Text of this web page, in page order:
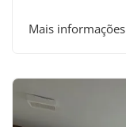
Mais informações